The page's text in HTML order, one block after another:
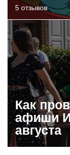
5 отзывов
Как
афиши
августа